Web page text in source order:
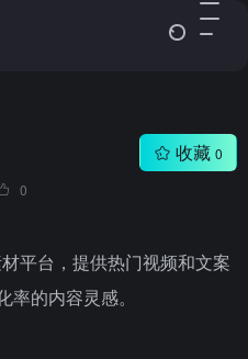
0
收藏 0
平台，提供热门视频和文案
的内容灵感。